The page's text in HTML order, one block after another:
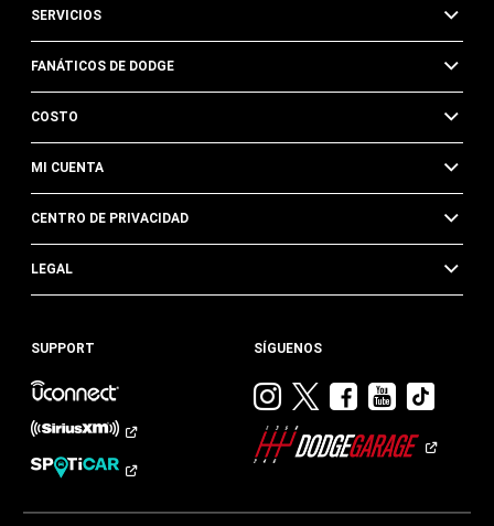
SERVICIOS
FANÁTICOS DE DODGE
COSTO
MI CUENTA
CENTRO DE PRIVACIDAD
LEGAL
SUPPORT SÍGUENOS
Visitar
Dodge
en
Visitar
en
Visitar
en
Visitar
en en